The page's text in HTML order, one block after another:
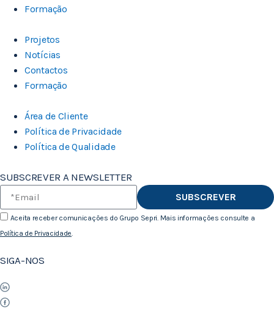
Formação
Projetos
Notícias
Contactos
Formação
Área de Cliente
Política de Privacidade
Política de Qualidade
SUBSCREVER A NEWSLETTER
Aceita receber comunicações do Grupo Sepri. Mais informações consulte a
Política de Privacidade
SUBSCREVER
SIGA-NOS